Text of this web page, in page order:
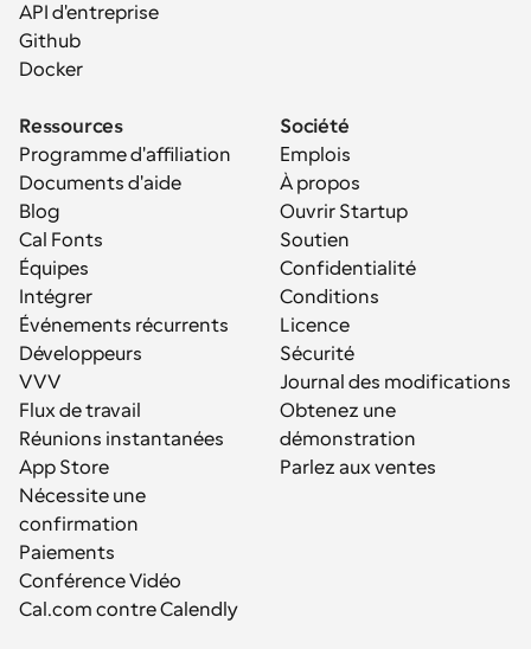
API d'entreprise
Github
Docker
Ressources
Programme d'affiliation
Documents d'aide
Blog
Cal Fonts
Équipes
Intégrer
Événements récurrents
Développeurs
VVV
Flux de travail
Réunions instantanées
App Store
Nécessite une
confirmation
Paiements
Conférence Vidéo
Cal.com contre Calendly
Société
Emplois
À propos
Ouvrir Startup
Soutien
Confidentialité
Conditions
Licence
Sécurité
Journal des modifications
Obtenez une
démonstration
Parlez aux ventes